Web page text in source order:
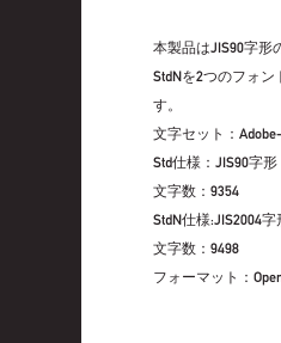
本製品はJIS90字形
StdNを2つのフォン
す。
文字セット：
Std仕様：JIS90字形
文字数：9354
StdN仕様:JIS2004字
文字数：9498
フォーマット：